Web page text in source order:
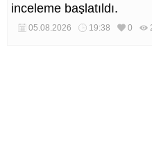
inceleme başlatıldı.
05.08.2026 19:38 0